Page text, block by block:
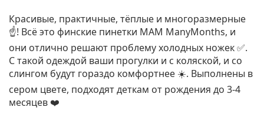
Красивые, практичные, тёплые и многоразмерные
☝️! Всё это финские пинетки MAM ManyMonths, и
они отлично решают проблему холодных ножек ✅.
С такой одеждой ваши прогулки и с коляской, и со
слингом будут гораздо комфортнее ☀️. Выполнены в
сером цвете, подходят деткам от рождения до 3-4
месяцев ❤️